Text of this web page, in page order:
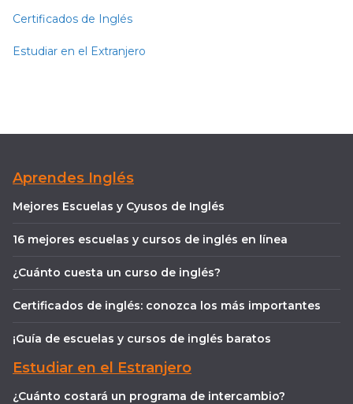
Certificados de Inglés
Estudiar en el Extranjero
Aprendes Inglés
Mejores Escuelas y Cyusos de Inglés
16 mejores escuelas y cursos de inglés en línea
¿Cuánto cuesta un curso de inglés?
Certificados de inglés: conozca los más importantes
¡Guía de escuelas y cursos de inglés baratos
Estudiar en el Estranjero
¿Cuánto costará un programa de intercambio?